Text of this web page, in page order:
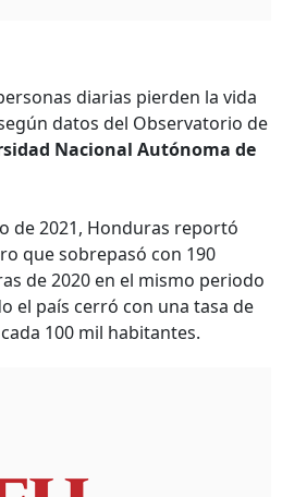
diarias pierden la vida
datos del Observatorio de
Nacional Autónoma de
de 2021, Honduras reportó
que sobrepasó con 190
de 2020 en el mismo periodo
el país cerró con una tasa de
100 mil habitantes.